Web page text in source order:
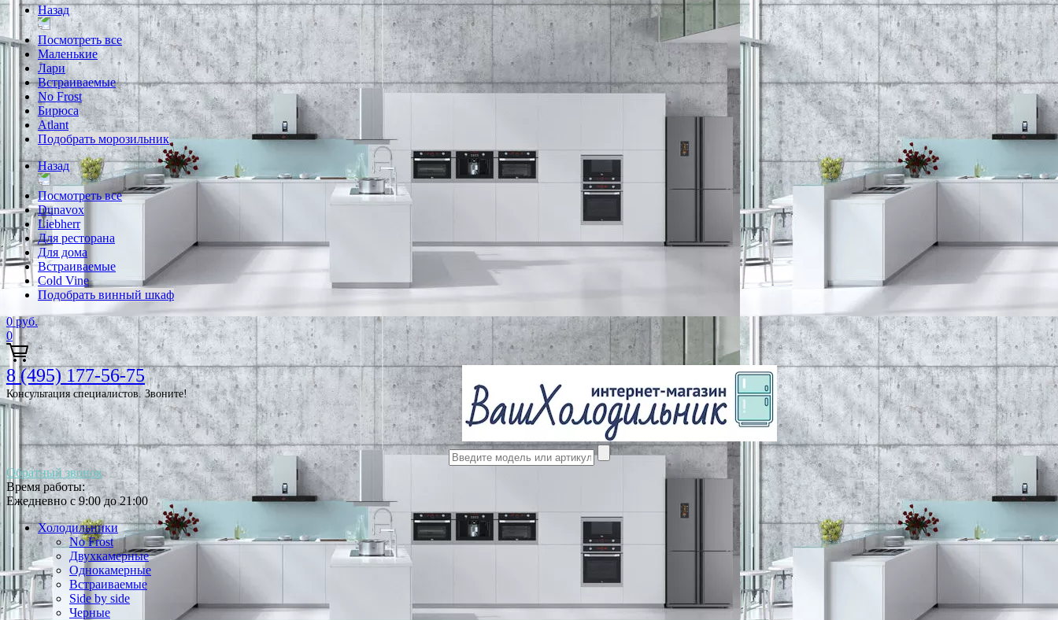
Назад
Посмотреть все
Маленькие
Лари
Встраиваемые
No Frost
Бирюса
Atlant
Подобрать морозильник
Назад
Посмотреть все
Dunavox
Liebherr
Для ресторана
Для дома
Встраиваемые
Cold Vine
Подобрать винный шкаф
0 руб.
0
8 (495) 177-56-75
Консультация специалистов. Звоните!
Обратный звонок
Время работы:
Ежедневно с 9:00 до 21:00
Холодильники
No Frost
Двухкамерные
Однокамерные
Встраиваемые
Side by side
Черные